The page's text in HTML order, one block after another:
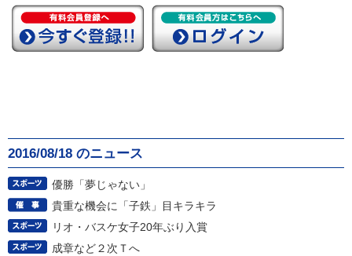
2016/08/18 のニュース
優勝「夢じゃない」
貴重な機会に「子鉄」目キラキラ
リオ・バスケ女子20年ぶり入賞
成章など２次Ｔへ